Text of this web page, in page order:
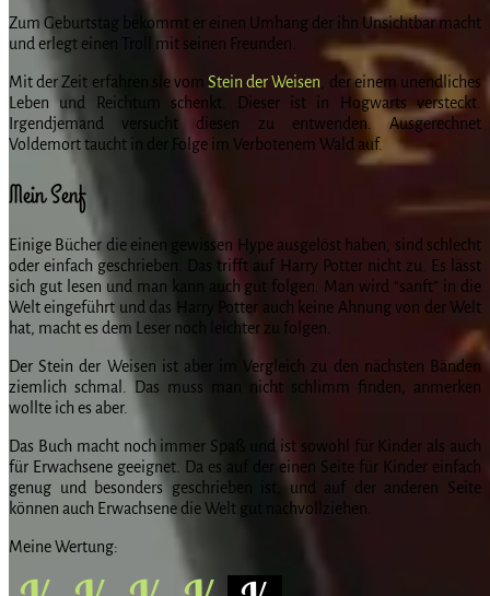
Zum Geburtstag bekommt er einen Umhang der ihn Unsichtbar macht
und erlegt einen Troll mit seinen Freunden.
Mit der Zeit erfahren sie vomStein der Weisen, der einem unendliches
Leben und Reichtum schenkt. Dieser ist in Hogwarts versteckt.
Irgendjemand versucht diesen zu entwenden. Ausgerechnet
Voldemort taucht in der Folge im Verbotenem Wald auf.
Mein Senf
Einige Bücher die einen gewissen Hype ausgelöst haben, sind schlecht
oder einfach geschrieben. Das trifft auf Harry Potter nicht zu. Es lässt
sich gut lesen und man kann auch gut folgen. Man wird “sanft” in die
Welt eingeführt und das Harry Potter auch keine Ahnung von der Welt
hat, macht es dem Leser noch leichter zu folgen.
Der Stein der Weisen ist aber im Vergleich zu den nächsten Bänden
ziemlich schmal. Das muss man nicht schlimm finden, anmerken
wollte ich es aber.
Das Buch macht noch immer Spaß und ist sowohl für Kinder als auch
für Erwachsene geeignet. Da es auf der einen Seite für Kinder einfach
genug und besonders geschrieben ist, und auf der anderen Seite
können auch Erwachsene die Welt gut nachvollziehen.
Meine Wertung: